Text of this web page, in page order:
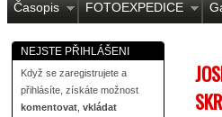
Časopis FOTOEXPEDICE
NEJSTE PŘIHLÁŠENI
Když se zaregistrujete a
přihlásíte, získáte možnost
komentovat vkládat